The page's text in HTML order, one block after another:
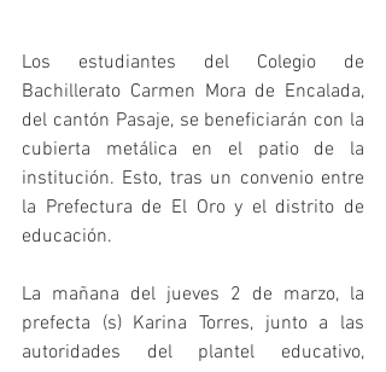
Los estudiantes del Colegio de
Bachillerato Carmen Mora de Encalada,
del cantón Pasaje, se beneficiarán con la
cubierta metálica en el patio de la
institución. Esto, tras un convenio entre
la Prefectura de El Oro y el distrito de
educación.
La mañana del jueves 2 de marzo, la
prefecta (s) Karina Torres, junto a las
autoridades del plantel educativo,